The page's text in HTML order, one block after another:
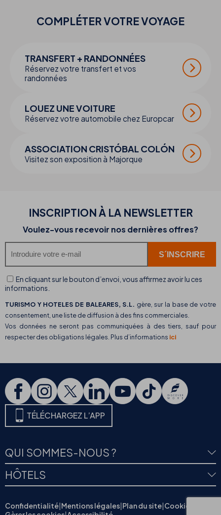
COMPLÉTER VOTREVOYAGE
TRANSFERT + RANDONNÉES
Réservez votre transfert et vos
randonnées
LOUEZ UNE VOITURE
Réservez votre automobile chez Europcar
ASSOCIATION CRISTÓBAL COLÓN
Visitez son exposition à Majorque
INSCRIPTION À LA NEWSLETTER
Voulez-vous recevoir nos dernières offres?
En cliquant sur le bouton d’envoi, vous affirmez avoir lu ces
informations.
TURISMO Y HOTELES DE BALEARES, S.L. gère, sur la base de votre
consentement, une liste de diffusion à des fins commerciales.
Vos données ne seront pas communiquées à des tiers, sauf pour
respecter des obligations légales. Plus d’informations ici
TÉLÉCHARGEZ L’APP
QUI SOMMES-NOUS ?
HÔTELS
Confidentialité|Mentions légales|Plan du site|Cookies